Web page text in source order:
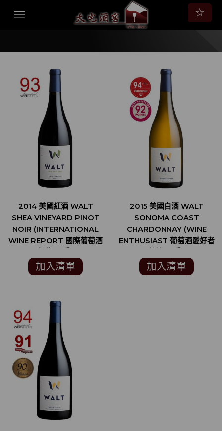
☆
2014 美國紅酒 WALT
SHEA VINEYARD PINOT
NOIR (INTERNATIONAL
WINE REPORT 國際葡萄酒
加入清單
2015 美國白酒 WALT
SONOMA COAST
CHARDONNAY (WINE
ENTHUSIAST 葡萄酒愛好者
加入清單